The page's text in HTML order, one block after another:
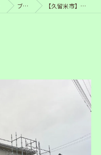
ブログ 【久留米市】外壁塗装